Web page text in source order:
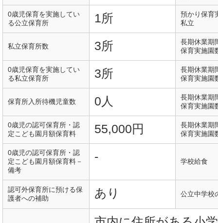
0歳児保育を実施してい
る公立保育所
1所
預かり保育
私立
私立保育所数 3所
長期休業期
保育実施園
0歳児保育を実施してい
る私立保育所
3所
長期休業期
保育実施園
保育所入所待機児童数 0人
長期休業期
保育実施園
0歳児の認可保育所・認
定こども園月額保育料
55,000円
長期休業期
保育実施園
0歳児の認可保育所・認
定こども園月額保育料－
備考
- 学校給食
認可外保育所に預ける保
護者への補助
あり 公立中学校